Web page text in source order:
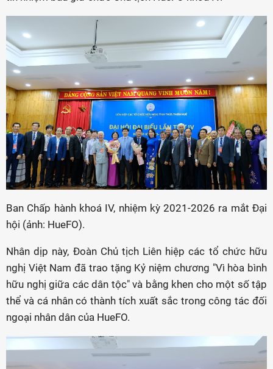
Ban Chấp hành khoá IV, nhiệm kỳ 2021-2026 ra mắt Đại
hội (ảnh: HueFO).
Nhân dịp này, Đoàn Chủ tịch Liên hiệp các tổ chức hữu
nghị Việt Nam đã trao tặng Kỷ niệm chương "Vì hòa bình
hữu nghị giữa các dân tộc" và bằng khen cho một số tập
thể và cá nhân có thành tích xuất sắc trong công tác đối
ngoại nhân dân của HueFO.